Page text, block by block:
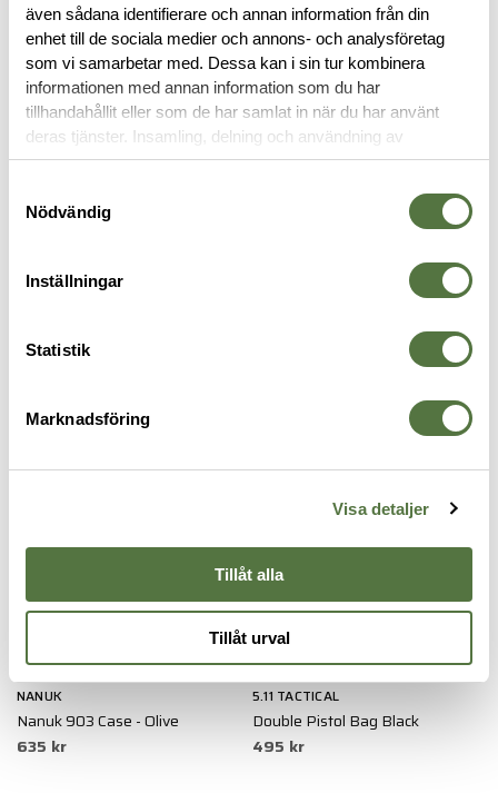
även sådana identifierare och annan information från din
enhet till de sociala medier och annons- och analysföretag
som vi samarbetar med. Dessa kan i sin tur kombinera
informationen med annan information som du har
tillhandahållit eller som de har samlat in när du har använt
deras tjänster. Insamling, delning och användning av
personuppgifter kan användas för personalisering av
Nödvändig
Inställningar
Statistik
Marknadsföring
Visa detaljer
Tillåt alla
Tillåt urval
RELATERADE PRODUKTER
28" Single Rifle Case Black
42" Double Rifle Case Black
VAPENVÄSKOR
NANUK
Nanuk 903 Case - Olive
635 kr
5.11 TACTICAL
Double Pistol Bag Black
495 kr